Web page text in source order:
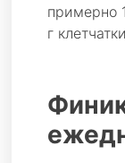
примерно
г